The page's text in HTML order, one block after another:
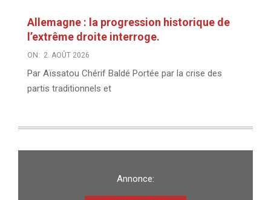
Allemagne : la progression historique de
l’extrême droite interroge.
ON: 2. AOÛT 2026
Par Aïssatou Chérif Baldé Portée par la crise des
partis traditionnels et
Annonce: